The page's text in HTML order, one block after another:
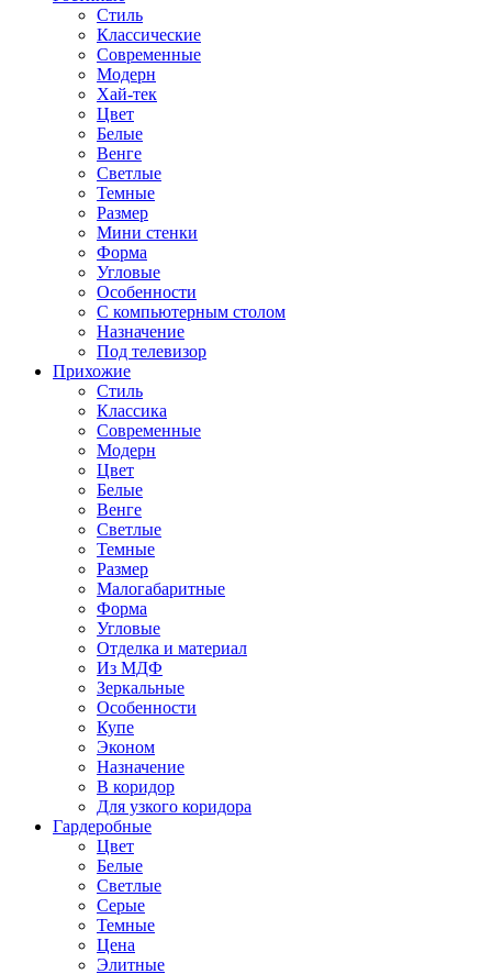
Стиль
Классические
Современные
Модерн
Хай-тек
Цвет
Белые
Венге
Светлые
Темные
Размер
Мини стенки
Форма
Угловые
Особенности
С компьютерным столом
Назначение
Под телевизор
Прихожие
Стиль
Классика
Современные
Модерн
Цвет
Белые
Венге
Светлые
Темные
Размер
Малогабаритные
Форма
Угловые
Отделка и материал
Из МДФ
Зеркальные
Особенности
Купе
Эконом
Назначение
В коридор
Для узкого коридора
Гардеробные
Цвет
Белые
Светлые
Серые
Темные
Цена
Элитные